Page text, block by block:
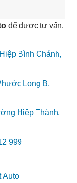
để được tư vấn.
Bình Chánh,
Long B,
Hiệp Thành,
999
Auto